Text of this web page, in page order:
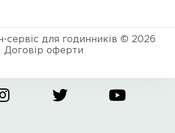
сервіс для годинників © 2026
Договір оферти